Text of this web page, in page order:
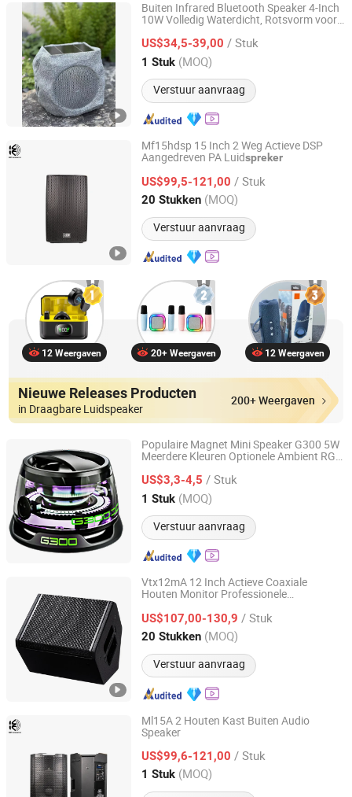
Buiten Infrared Bluetooth Speaker 4-Inch
10W Volledig Waterdicht, Rotsvorm voor
US$34,5-39,00 / Stuk
1 Stuk (MOQ)
Verstuur aanvraag
Shengyibao Music & Light Technology Co., Ltd.
Guangdong, China Sinds 2026
Mf15hdsp 15 Inch 2 Weg Actieve DSP
Aangedreven PA Luidspreker
US$99,5-121,00 / Stuk
20 Stukken (MOQ)
Verstuur aanvraag
Kangzheng Acoustics (Zhejiang) Co., Ltd.
Zhejiang, China Sinds 2026
12 Weergaven 20+ Weergaven 12 Weergaven
Nieuwe Releases Producten
in Draagbare Luidspeaker
200+ Weergaven
Populaire Magnet Mini Speaker G300 5W
Meerdere Kleuren Optionele Ambient RGB
voor Mobiele Telefoon
US$3,3-4,5 / Stuk
1 Stuk (MOQ)
Verstuur aanvraag
Shenzhen Zhongnong Economic and Trade Supply Chain
Co., Ltd.
Guangdong, China Sinds 2025
Vtx12mA 12 Inch Actieve Coaxiale
Houten Monitor Professionele
US$107,00-130,9 / Stuk
20 Stukken (MOQ)
Verstuur aanvraag
Kangzheng Acoustics (Zhejiang) Co., Ltd.
Zhejiang, China Sinds 2026
Ml15A 2 Houten Kast Buiten Audio
Speaker
US$99,6-121,00 / Stuk
1 Stuk (MOQ)
Kangzheng Acoustics (Zhejiang) Co., Ltd.
Zhejiang, China Sinds 2026